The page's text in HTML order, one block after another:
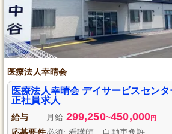
医療法人幸晴会
医療法人幸晴会 デイサービスセン
正社員求人
給与 月給 299,250~450,000円